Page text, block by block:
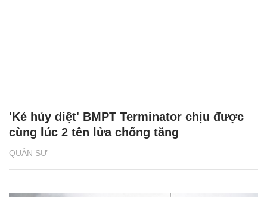
QUÂN SỰ
'Kẻ hủy diệt' BMPT Terminator chịu được
cùng lúc 2 tên lửa chống tăng